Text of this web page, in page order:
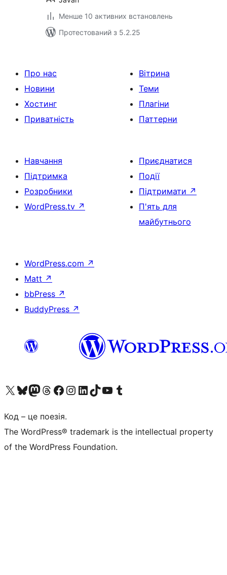
Менше 10 активних встановлень
Протестований з 5.2.25
Про нас
Новини
Хостинг
Приватність
Вітрина
Теми
Плагіни
Паттерни
Навчання
Підтримка
Розробники
WordPress.tv ↗
Приєднатися
Події
Підтримати ↗
П'ять для
майбутнього
WordPress.com ↗
Matt ↗
bbPress ↗
BuddyPress ↗
Visit our X (formerly Twitter) account
Visit our Bluesky account
Завітайте до нашої стрічки в Mastodon
Visit our Threads account
Завітайте на нашу сторінку в Facebook
Visit our Instagram account
Visit our LinkedIn account
Visit our TikTok account
Visit our YouTube channel
Visit our Tumblr account
Код – це поезія.
The WordPress® trademark is the intellectual property
of the WordPress Foundation.